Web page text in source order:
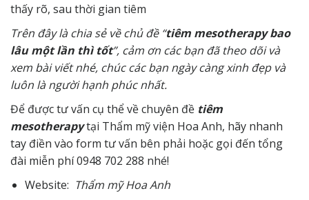
thấy rõ, sau thời gian tiêm
Trên đây là chia sẻ về chủ đề “tiêm mesotherapy bao
lâu một lần thì tốt”, cảm ơn các bạn đã theo dõi và
xem bài viết nhé, chúc các bạn ngày càng xinh đẹp và
luôn là người hạnh phúc nhất.
Để được tư vấn cụ thể về chuyên đề tiêm
mesotherapytại Thẩm mỹ viện Hoa Anh, hãy nhanh
tay điền vào form tư vấn bên phải hoặc gọi đến tổng
đài miễn phí0948 702 288 nhé!
Website: Thẩm mỹ Hoa Anh